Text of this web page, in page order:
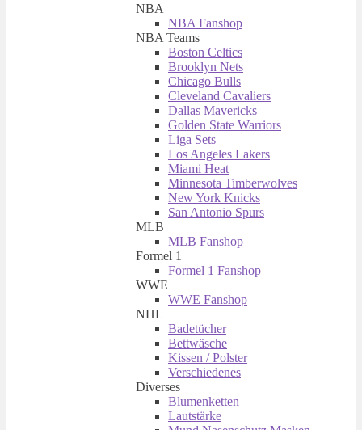
NBA
NBA Fanshop
NBA Teams
Boston Celtics
Brooklyn Nets
Chicago Bulls
Cleveland Cavaliers
Dallas Mavericks
Golden State Warriors
Liga Sets
Los Angeles Lakers
Miami Heat
Minnesota Timberwolves
New York Knicks
San Antonio Spurs
MLB
MLB Fanshop
Formel 1
Formel 1 Fanshop
WWE
WWE Fanshop
NHL
Badetücher
Bettwäsche
Kissen / Polster
Verschiedenes
Diverses
Blumenketten
Lautstärke